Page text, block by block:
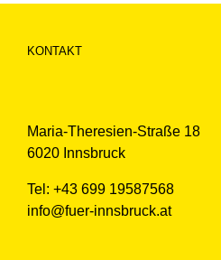
KONTAKT
Maria-Theresien-Straße 18
6020 Innsbruck
Tel: +43 699 19587568
info@fuer-innsbruck.at